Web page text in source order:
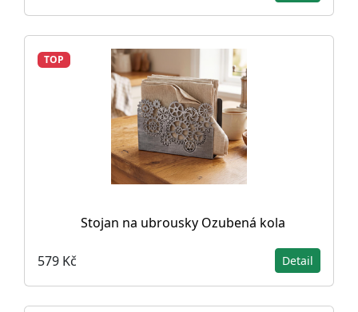
TOP
Stojan na ubrousky Ozubená kola
579 Kč Detail